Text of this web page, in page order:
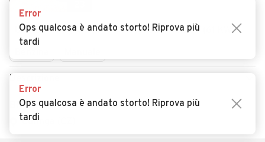
Usato Luglio 2017 9.513 km
82 CV (61 KW)
Descrizione
BRIZZI FERDINANDO & C. S.N.C.
Curinga (CZ)
Error
Ops qualcosa è andato storto! Riprova più
tardi
Error
Ops qualcosa è andato storto! Riprova più
tardi